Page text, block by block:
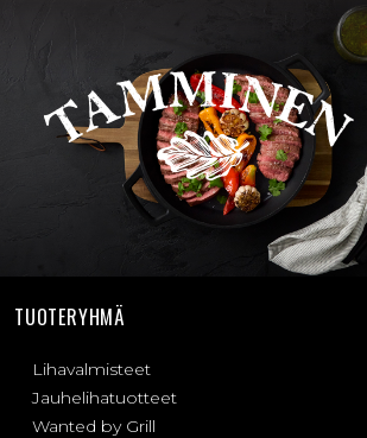
TUOTERYHMÄ
Lihavalmisteet
Jauhelihatuotteet
Wanted by Grill